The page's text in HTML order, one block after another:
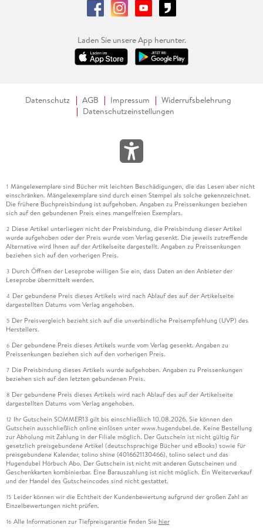
Laden Sie unsere App herunter.
Datenschutz AGB Impressum
Widerrufsbelehrung
Datenschutzeinstellungen
1 Mängelexemplare sind Bücher mit leichten Beschädigungen, die das Lesen aber nicht
einschränken. Mängelexemplare sind durch einen Stempel als solche gekennzeichnet.
Die frühere Buchpreisbindung ist aufgehoben. Angaben zu Preissenkungen beziehen
sich auf den gebundenen Preis eines mangelfreien Exemplars.
2 Diese Artikel unterliegen nicht der Preisbindung, die Preisbindung dieser Artikel
wurde aufgehoben oder der Preis wurde vom Verlag gesenkt. Die jeweils zutreffende
Alternative wird Ihnen auf der Artikelseite dargestellt. Angaben zu Preissenkungen
beziehen sich auf den vorherigen Preis.
3 Durch Öffnen der Leseprobe willigen Sie ein, dass Daten an den Anbieter der
Leseprobe übermittelt werden.
4 Der gebundene Preis dieses Artikels wird nach Ablauf des auf der Artikelseite
dargestellten Datums vom Verlag angehoben.
5 Der Preisvergleich bezieht sich auf die unverbindliche Preisempfehlung (UVP) des
Herstellers.
6 Der gebundene Preis dieses Artikels wurde vom Verlag gesenkt. Angaben zu
Preissenkungen beziehen sich auf den vorherigen Preis.
7 Die Preisbindung dieses Artikels wurde aufgehoben. Angaben zu Preissenkungen
beziehen sich auf den letzten gebundenen Preis.
8 Der gebundene Preis dieses Artikels wird nach Ablauf des auf der Artikelseite
dargestellten Datums vom Verlag angehoben.
12 Ihr Gutschein SOMMER13 gilt bis einschließlich 10.08.2026. Sie können den
Gutschein ausschließlich online einlösen unter www.hugendubel.de. Keine Bestellung
zur Abholung mit Zahlung in der Filiale möglich. Der Gutschein ist nicht gültig für
gesetzlich preisgebundene Artikel (deutschsprachige Bücher und eBooks) sowie für
preisgebundene Kalender, tolino shine (4016621130466), tolino select und das
Hugendubel Hörbuch Abo. Der Gutschein ist nicht mit anderen Gutscheinen und
Geschenkkarten kombinierbar. Eine Barauszahlung ist nicht möglich. Ein Weiterverkauf
und der Handel des Gutscheincodes sind nicht gestattet.
15 Leider können wir die Echtheit der Kundenbewertung aufgrund der großen Zahl an
Einzelbewertungen nicht prüfen.
16 Alle Informationen zur Tiefpreisgarantie finden Sie hier